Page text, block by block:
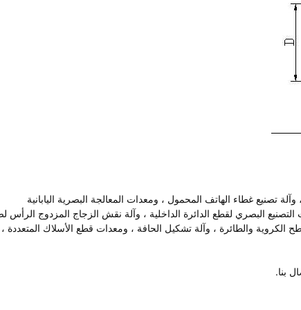
غطاء الهاتف المحمول ، ومعدات المعالجة البصرية اليابانية
البصري لقطع الدائرة الداخلية ، وآلة نقش الزجاج المزدوج الرأس
والطائرة ، وآلة تشكيل الحافة ، ومعدات قطع الأسلاك المتعددة ،
بنا.